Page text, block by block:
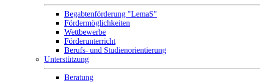
Begabtenförderung "LemaS"
Fördermöglichkeiten
Wettbewerbe
Förderunterricht
Berufs- und Studienorientierung
Unterstützung
Beratung